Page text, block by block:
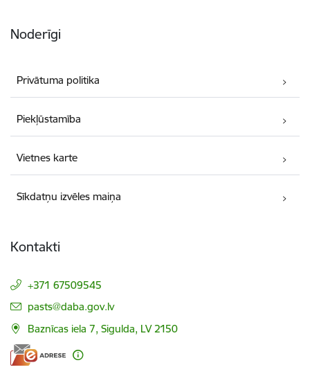
Noderīgi
Privātuma politika
Piekļūstamība
Vietnes karte
Sīkdatņu izvēles maiņa
Kontakti
+371 67509545
E-pasts:
pasts@daba.gov.lv
Baznīcas iela 7, Sigulda, LV 2150